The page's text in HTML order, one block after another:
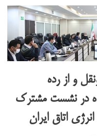
و از رده
در نشست مشترک
اتاق ایران